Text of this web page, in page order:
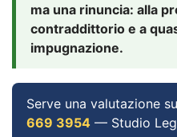
ma una rinuncia: alla
contraddittorio e a
impugnazione.
Serve una valutazione
669 3954 — Studio